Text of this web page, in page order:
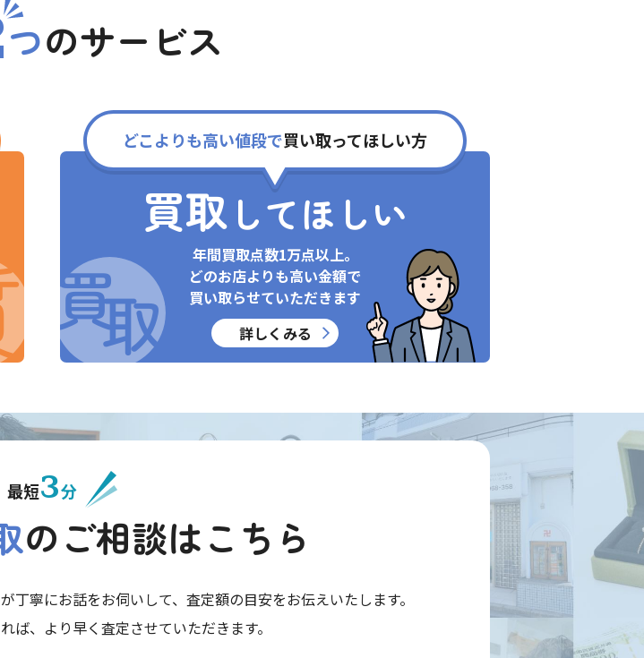
つのサービス
どこよりも高い値段で買い取ってほしい方
買取 してほしい
年間買取点数1万点以上。
どのお店よりも高い金額で
買い取らせていただきます
詳しくみる
最短3分
のご相談はこちら
寧にお話をお伺いして、査定額の目安をお伝えいたします。
ば、より早く査定させていただきます。